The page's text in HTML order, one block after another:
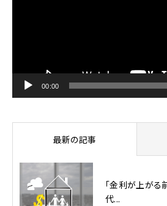
00:00
最新の記事
「金利が上が
代...